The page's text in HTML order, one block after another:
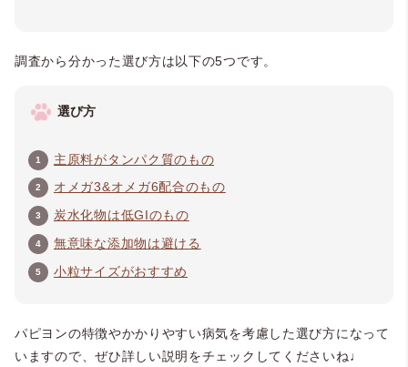
調査から分かった選び方は以下の5つです。
選び方
主原料がタンパク質のもの
オメガ3&オメガ6配合のもの
炭水化物は低GIのもの
無意味な添加物は避ける
小粒サイズがおすすめ
パピヨンの特徴やかかりやすい病気を考慮した選び方になって
いますので、ぜひ詳しい説明をチェックしてくださいね♩